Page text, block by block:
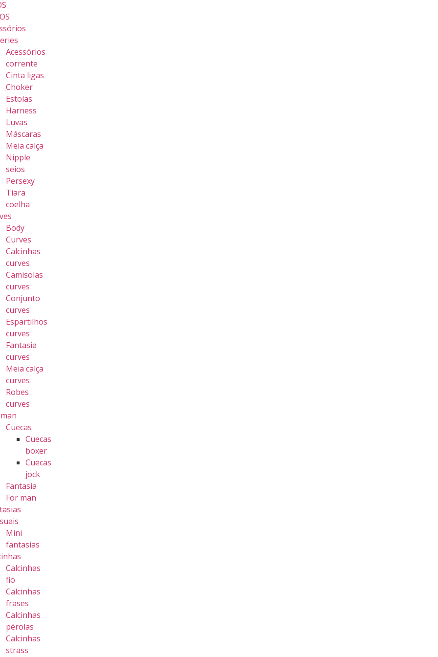
Acessórios
corrente
Cinta ligas
Choker
Estolas
Harness
Luvas
Máscaras
Meia calça
Nipple
seios
Persexy
Tiara
coelha
Body
Curves
Calcinhas
curves
Camisolas
curves
Conjunto
curves
Espartilhos
curves
Fantasia
curves
Meia calça
curves
Robes
curves
Cuecas
Cuecas
boxer
Cuecas
jock
Fantasia
For man
Mini
fantasias
Calcinhas
fio
Calcinhas
frases
Calcinhas
pérolas
Calcinhas
strass